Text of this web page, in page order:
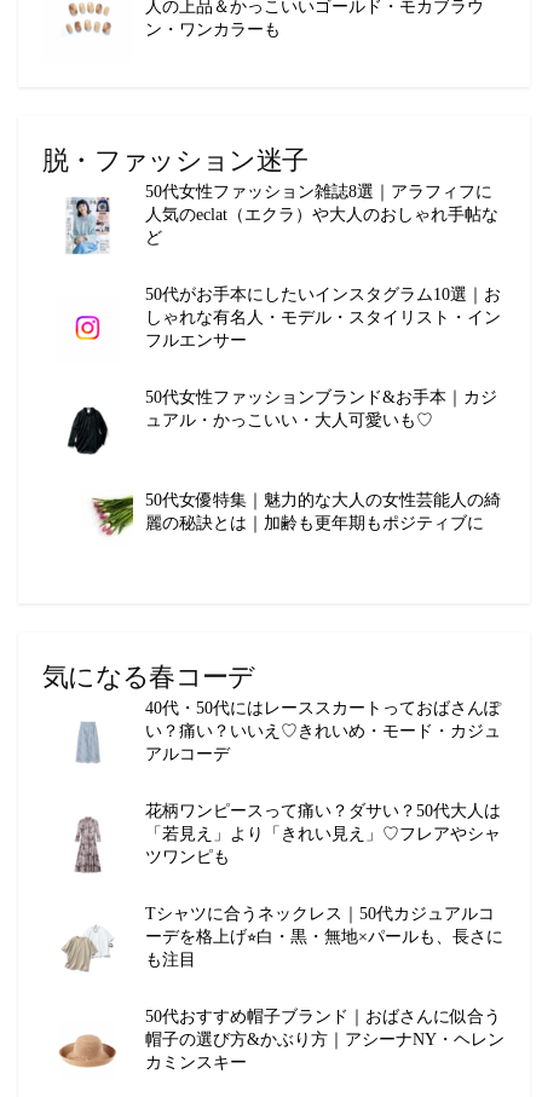
人の上品＆かっこいいゴールド・モカブラウ
ン・ワンカラーも
脱・ファッション迷子
50代女性ファッション雑誌8選｜アラフィフに
人気のeclat（エクラ）や大人のおしゃれ手帖な
ど
50代がお手本にしたいインスタグラム10選｜お
しゃれな有名人・モデル・スタイリスト・イン
フルエンサー
50代女性ファッションブランド&お手本｜カジ
ュアル・かっこいい・大人可愛いも♡
50代女優特集｜魅力的な大人の女性芸能人の綺
麗の秘訣とは｜加齢も更年期もポジティブに
気になる春コーデ
40代・50代にはレーススカートっておばさんぽ
い？痛い？いいえ♡きれいめ・モード・カジュ
アルコーデ
花柄ワンピースって痛い？ダサい？50代大人は
「若見え」より「きれい見え」♡フレアやシャ
ツワンピも
Tシャツに合うネックレス｜50代カジュアルコ
ーデを格上げ⭐︎白・黒・無地×パールも、長さに
も注目
50代おすすめ帽子ブランド｜おばさんに似合う
帽子の選び方&かぶり方｜アシーナNY・ヘレン
カミンスキー